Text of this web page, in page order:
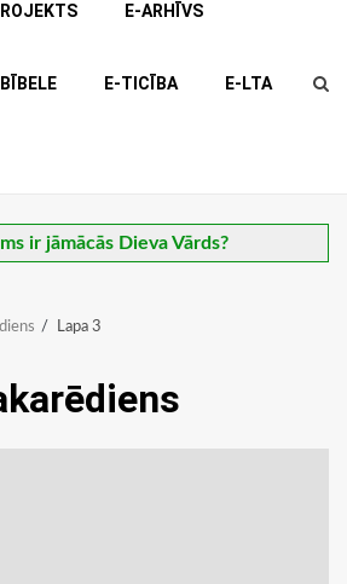
E-ARHĪVS
E-TICĪBA E-LTA
ir jāmācās Dieva Vārds?
Lapa 3